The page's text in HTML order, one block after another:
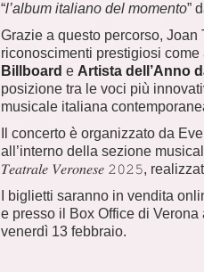
“l’album italiano del momento”
Grazie a questo percorso, Joan
riconoscimenti prestigiosi come
Billboard e Artista dell’Anno
posizione tra le voci più
musicale italiana
Il concerto è organizzato da
all’interno della sezione
𝑇𝑒𝑎𝑡𝑟𝑎𝑙𝑒 𝑉𝑒𝑟𝑜𝑛𝑒𝑠𝑒 𝟸𝟶𝟸𝟻,
I biglietti saranno in vendita
e presso il Box Office di
venerdì 13 febbraio.